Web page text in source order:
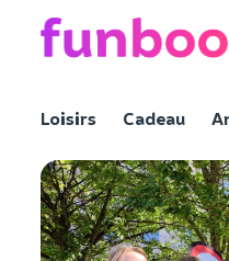
Loisirs Cadeau